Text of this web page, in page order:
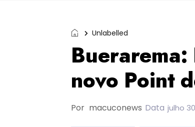
Unlabelled
novo Point
Por macuconews Data julho